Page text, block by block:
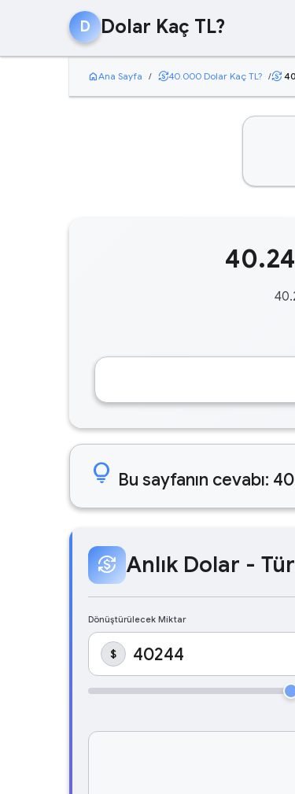
D Dolar Kaç TL?
homeAna Sayfa / currency_exchange40.000 Dolar Kaç TL? /currency_exchange
lightbulb Bu sayfanın cevabı:
currency_exchange Anlık Dolar -
Dönüştürülecek Miktar
$